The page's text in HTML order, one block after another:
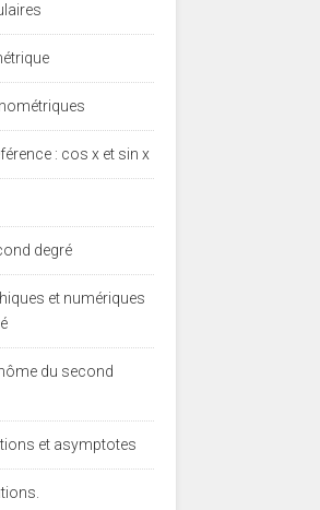
: cos x et sin x
degré
et numériques
du second
et asymptotes